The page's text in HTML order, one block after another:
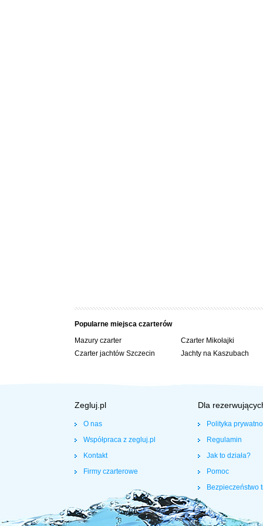
Popularne miejsca czarterów
Mazury czarter
Czarter jachtów Szczecin
Czarter Mikołajki
Jachty na Kaszubach
Zegluj.pl
O nas
Współpraca z zegluj.pl
Kontakt
Firmy czarterowe
Dla
Polityka
Regulamin
Jak to działa?
Pomoc
Bezpieczeństwo